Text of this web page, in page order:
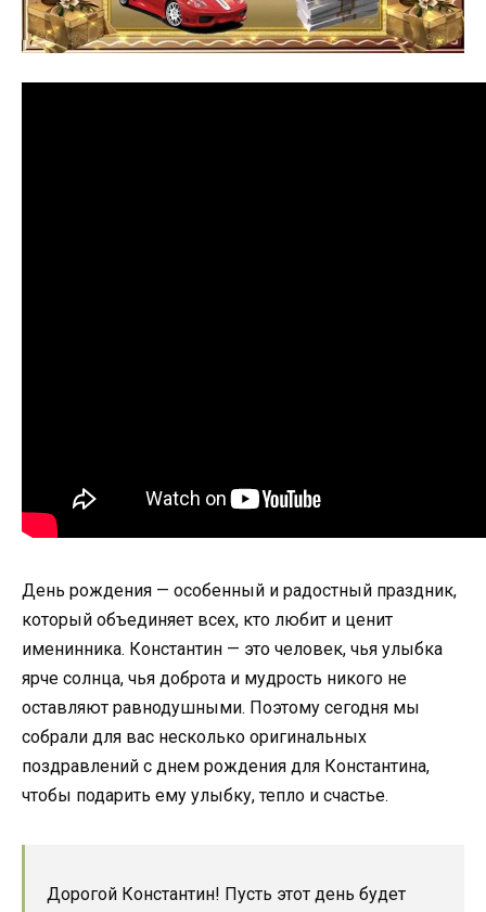
День рождения — особенный и радостный праздник,
который объединяет всех, кто любит и ценит
именинника. Константин — это человек, чья улыбка
ярче солнца, чья доброта и мудрость никого не
оставляют равнодушными. Поэтому сегодня мы
собрали для вас несколько оригинальных
поздравлений с днем рождения для Константина,
чтобы подарить ему улыбку, тепло и счастье.
Дорогой Константин! Пусть этот день будет